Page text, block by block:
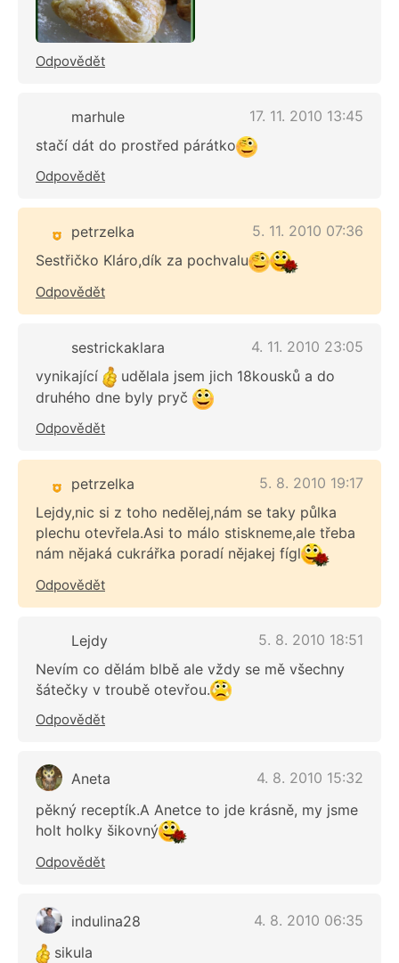
Odpovědět
marhule
17. 11. 2010 13:45
stačí dát do prostřed párátko
Odpovědět
petrzelka
5. 11. 2010 07:36
Sestřičko Kláro,dík za pochvalu
Odpovědět
sestrickaklara
4. 11. 2010 23:05
vynikající
udělala jsem jich 18kousků a do
druhého dne byly pryč
Odpovědět
petrzelka
5. 8. 2010 19:17
Lejdy,nic si z toho nedělej,nám se taky půlka
plechu otevřela.Asi to málo stiskneme,ale třeba
nám nějaká cukrářka poradí nějakej fígl
Odpovědět
Lejdy
5. 8. 2010 18:51
Nevím co dělám blbě ale vždy se mě všechny
šátečky v troubě otevřou.
Odpovědět
Aneta
4. 8. 2010 15:32
pěkný receptík.A Anetce to jde krásně, my jsme
holt holky šikovný
Odpovědět
indulina28
4. 8. 2010 06:35
sikula